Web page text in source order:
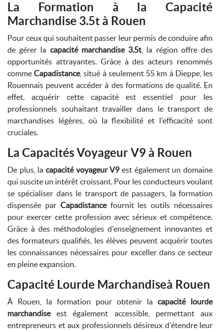
La Formation à la Capacité
Marchandise 3.5t à Rouen
Pour ceux qui souhaitent passer leur permis de conduire afin
de gérer la capacité marchandise 3.5t , la région offre des
opportunités attrayantes. Grâce à des acteurs renommés
commeCapadistance, situé à seulement 55 km à Dieppe, les
Rouennais peuvent accéder à des formations de qualité. En
effet, acquérir cette capacité est essentiel pour les
professionnels souhaitant travailler dans le transport de
marchandises légères, où la flexibilité et l'efficacité sont
cruciales.
La Capacités Voyageur V9 à Rouen
De plus, la capacité voyageur V9est également un domaine
qui suscite un intérêt croissant. Pour les conducteurs voulant
se spécialiser dans le transport de passagers, la formation
dispensée par Capadistancefournit les outils nécessaires
pour exercer cette profession avec sérieux et compétence.
Grâce à des méthodologies d'enseignement innovantes et
des formateurs qualifiés, les élèves peuvent acquérir toutes
les connaissances nécessaires pour exceller dans ce secteur
en pleine expansion.
Capacité Lourde Marchandiseà Rouen
À Rouen, la formation pour obtenir la capacité lourde
marchandiseest également accessible, permettant aux
entrepreneurs et aux professionnels désireux d'étendre leur